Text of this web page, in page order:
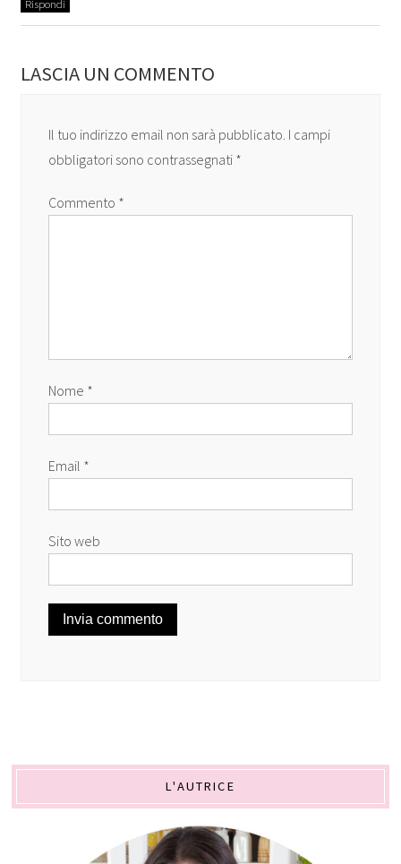
Rispondi
LASCIA UN COMMENTO
Il tuo indirizzo email non sarà pubblicato. I campi
obbligatori sono contrassegnati *
Commento *
Nome *
Email *
Sito web
L'AUTRICE